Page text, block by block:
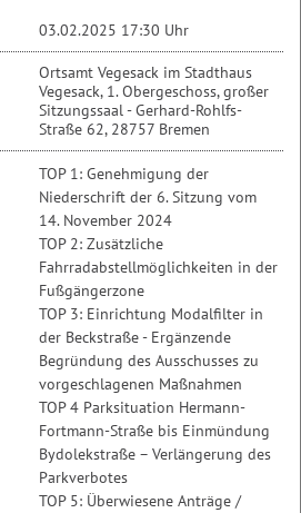
03.02.2025 17:30 Uhr
Ortsamt Vegesack im Stadthaus
Vegesack, 1. Obergeschoss, großer
Sitzungssaal - Gerhard-Rohlfs-
Straße 62, 28757 Bremen
TOP 1: Genehmigung der
Niederschrift der 6. Sitzung vom
14. November 2024
TOP 2: Zusätzliche
Fahrradabstellmöglichkeiten in der
Fußgängerzone
TOP 3: Einrichtung Modalfilter in
der Beckstraße - Ergänzende
Begründung des Ausschusses zu
vorgeschlagenen Maßnahmen
TOP 4 Parksituation Hermann-
Fortmann-Straße bis Einmündung
Bydolekstraße – Verlängerung des
Parkverbotes
TOP 5: Überwiesene Anträge /